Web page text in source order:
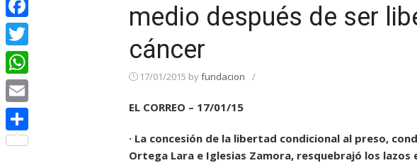
medio después de ser
cáncer
17/01/2015 byfundacion /
EL CORREO – 17/01/15
· La concesión de la libertad condicional al preso,
Ortega Lara e Iglesias Zamora, resquebrajó los lazos
Facebook
Twitter
WhatsApp
Email
Compartir